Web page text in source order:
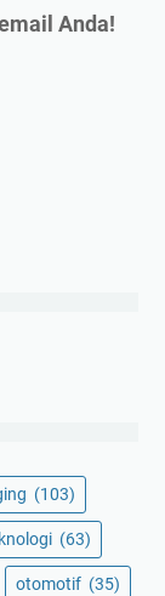
Anda!
(103)
(63)
otomotif (35)